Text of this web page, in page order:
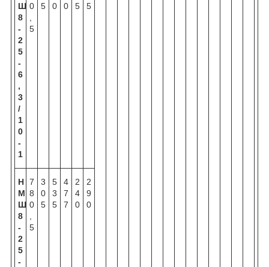
Ш
8
-
2
5
-
6
,
3
/
1
0
-
1
0
5
5
0
0
5
5
Н
М
Ш
8
-
2
5
-
7
8
0
5
3
0
5
5
3
5
4
7
7
2
4
0
2
9
0